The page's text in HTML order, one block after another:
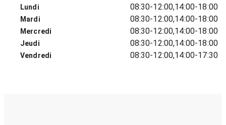
Lundi 08:30-12:00,14:00-18:00
Mardi 08:30-12:00,14:00-18:00
Mercredi 08:30-12:00,14:00-18:00
Jeudi 08:30-12:00,14:00-18:00
Vendredi 08:30-12:00,14:00-17:30